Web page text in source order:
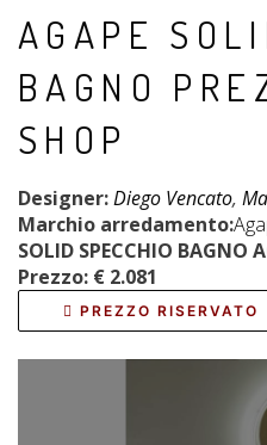
AGAPE
BAGNO
SHOP
Designer:Diego Vencato,
Marchio arredamento:
SOLID SPECCHIO BAGNO
Prezzo: € 2.081
PREZZO RISERVATO